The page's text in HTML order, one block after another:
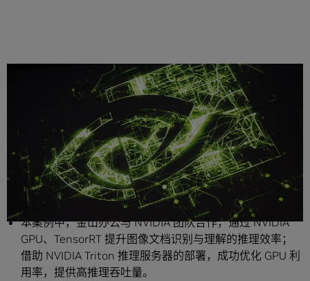
案例简介
本案例中，金山办公与 NVIDIA 团队合作，通过 NVIDIA
GPU、TensorRT 提升图像文档识别与理解的推理效率；
借助 NVIDIA Triton 推理服务器的部署，成功优化 GPU 利
用率，提供高推理吞吐量。